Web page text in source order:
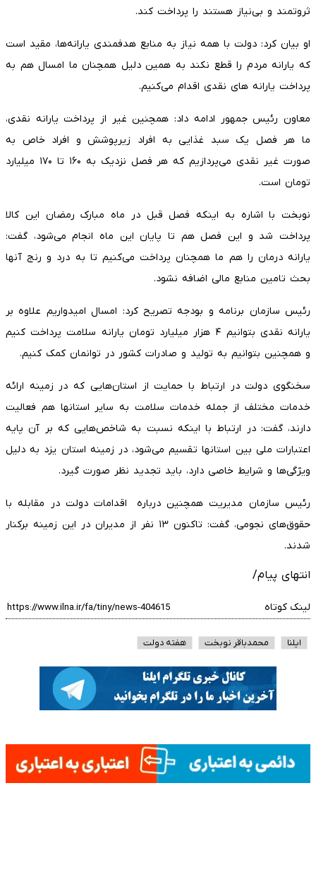
ثروتمند و بی‌نیاز هستند را پرداخت کند.
او بیان کرد: دولت با همه نیاز به منابع هدفمندی یارانه‌ها، مقید است
که یارانه مردم را قطع نکند به همین دلیل همچنان ما امسال هم به
پرداخت یارانه های نقدی اقدام می‌کنیم.
معاون رئیس جمهور ادامه داد: همچنین غیر از پرداخت یارانه نقدی،
ما هر فصل یک سبد غذایی به افراد زیرپوشش و افراد خاص به
صورت غیر نقدی می‌پردازیم که هر فصل نزدیک به ۱۶۰ تا ۱۷۰ میلیارد
تومان است.
نوبخت با اشاره به اینکه فصل قبل در ماه مبارک رمضان این کالا
پرداخت شد و این فصل هم تا پایان این ماه انجام می‌شود، گفت:
یارانه درمان را هم ما همچنان پرداخت می‌کنیم تا به درد و رنج آنها
بحث تامین منابع مالی اضافه نشود.
رئیس سازمان برنامه و بودجه تصریح کرد: امسال امیدواریم علاوه بر
یارانه نقدی بتوانیم ۴ هزار میلیارد تومان یارانه سلامت پرداخت کنیم
و همچنین بتوانیم به تولید و صادرات کشور در توانمان کمک کنیم.
سخنگوی دولت در ارتباط با حمایت از استان‌هایی که در زمینه ارائه
خدمات مختلف از جمله خدمات سلامت به سایر استانها هم فعالیت
دارند، گفت: در ارتباط با اینکه نسبت به شاخص‌هایی که بر آن پایه
اعتبارات ملی بین استانها تقسیم می‌شود، در زمینه استان یزد به دلیل
ویژگی‌ها و شرایط خاصی دارد، باید تجدید نظر صورت گیرد.
رئیس سازمان مدیریت همچنین درباره اقدامات دولت در مقابله با
حقوق‌های نجومی، گفت: تاکنون ۱۳ نفر از مدیران در این زمینه برکنار
شدند.
انتهای پیام/
لینک کوتاه
ایلنا محمدباقر نوبخت هفته دولت